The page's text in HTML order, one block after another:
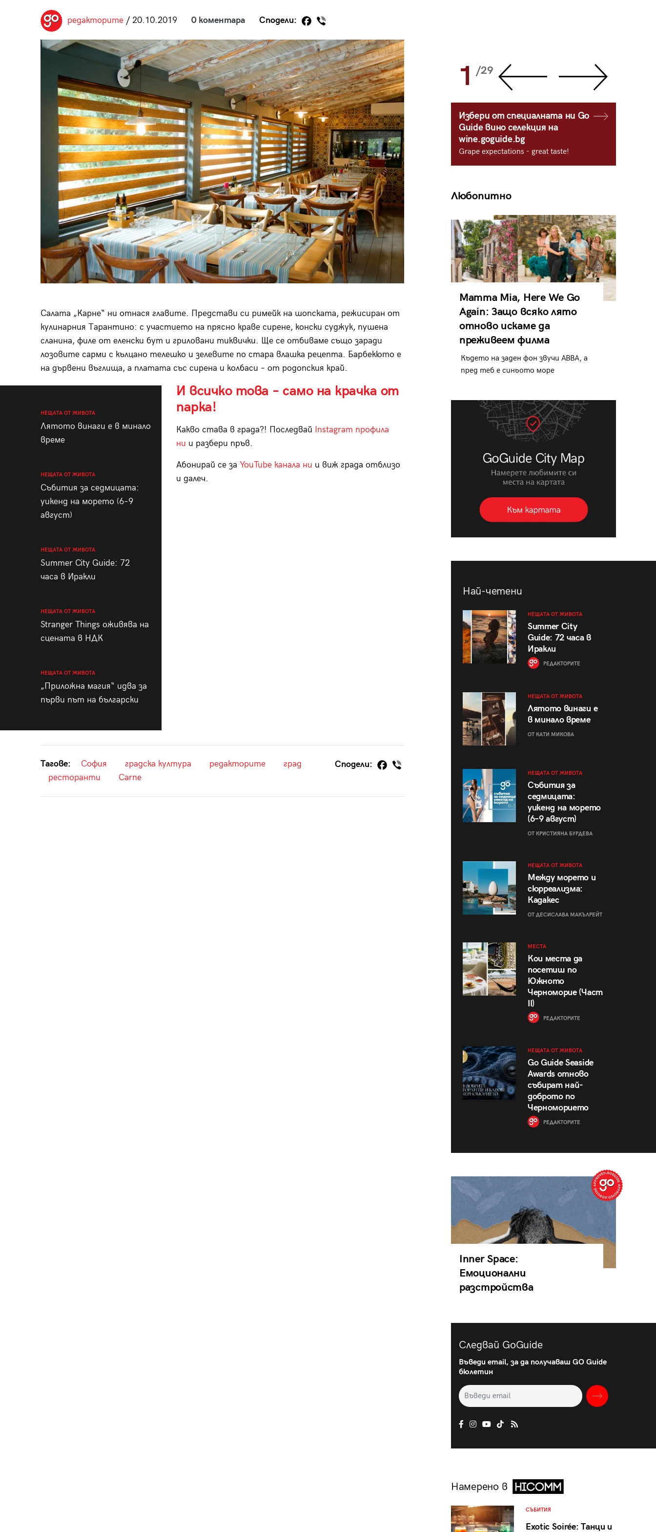
редакторите/ 20.10.2019 0 коментара Сподели:
Салата „Карне“ ни отнася главите. Представи си римейк на шопската, режисиран от
кулинарния Тарантино: с участието на прясно краве сирене, конски суджук, пушена
сланина, филе от еленски бут и гриловани тиквички. Ще се отбиваме също заради
лозовите сарми с кълцано телешко и зелевите по стара влашка рецепта. Барбекюто е
на дървени въглища, а платата със сирена и колбаси – от родопския край.
НЕЩАТА ОТ ЖИВОТА
Лятото винаги е в минало
време
НЕЩАТА ОТ ЖИВОТА
Събития за седмицата:
уикенд на морето (6–9
август)
НЕЩАТА ОТ ЖИВОТА
Summer City Guide: 72
часа в Иракли
НЕЩАТА ОТ ЖИВОТА
Stranger Things оживява на
сцената в НДК
НЕЩАТА ОТ ЖИВОТА
„Приложна магия“ идва за
първи път на български
И всичко това – само на крачка от
парка!
Какво става в града?! Последвай Instagram профила
ни и разбери пръв.
Абонирай се за YouTube канала ни и виж града отблизо
и далеч.
Тагове: София градска култура редакторите
град
ресторанти
Carne
Сподели:
28 /29 29/29 1 /29
Избери от специалната ни Go
Guide вино селекция на
wine.goguide.bg
Grape expectations - great taste!
Любопитно
Mamma Mia, Here We Go
Again: Защо всяко лято
отново искаме да
преживеем филма
Където на заден фон звучи ABBA, а
пред теб е синьото море
Най-четени
НЕЩАТА ОТ ЖИВОТА
Summer City
Guide: 72 часа в
Иракли
РЕДАКТОРИТЕ
НЕЩАТА ОТ ЖИВОТА
Лятото винаги е
в минало време
ОТ КАТИ МИКОВА
НЕЩАТА ОТ ЖИВОТА
Събития за
седмицата:
уикенд на морето
(6–9 август)
ОТ КРИСТИЯНА БУРДЕВА
НЕЩАТА ОТ ЖИВОТА
Между морето и
сюрреализма:
Кадакес
ОТ ДЕСИСЛАВА МАКЪЛРЕЙТ
МЕСТА
Кои места да
посетиш по
Южното
Черноморие (Част
II)
РЕДАКТОРИТЕ
НЕЩАТА ОТ ЖИВОТА
Go Guide Seaside
Awards отново
събират най-
доброто по
Черноморието
РЕДАКТОРИТЕ
Inner Space:
Емоционални
разстройства
Следвай GoGuide
Въведи email, за да получаваш GO Guide
бюлетин
Намерено в
СЪБИТИЯ
Exotic Soirée: Танци и